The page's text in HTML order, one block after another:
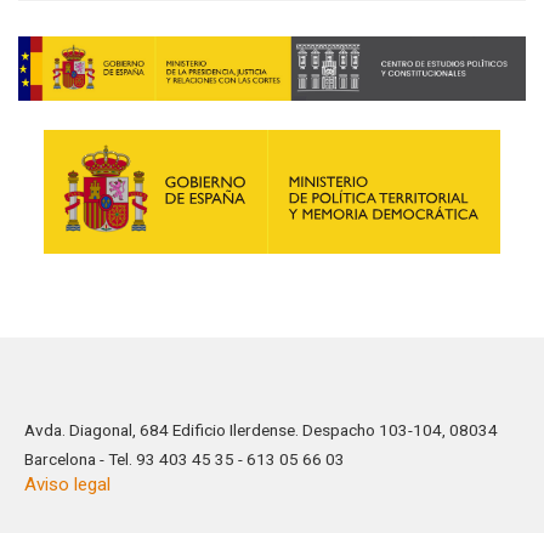
Avda. Diagonal, 684 Edificio Ilerdense. Despacho 103-104, 08034
Barcelona - Tel. 93 403 45 35 - 613 05 66 03
Aviso legal